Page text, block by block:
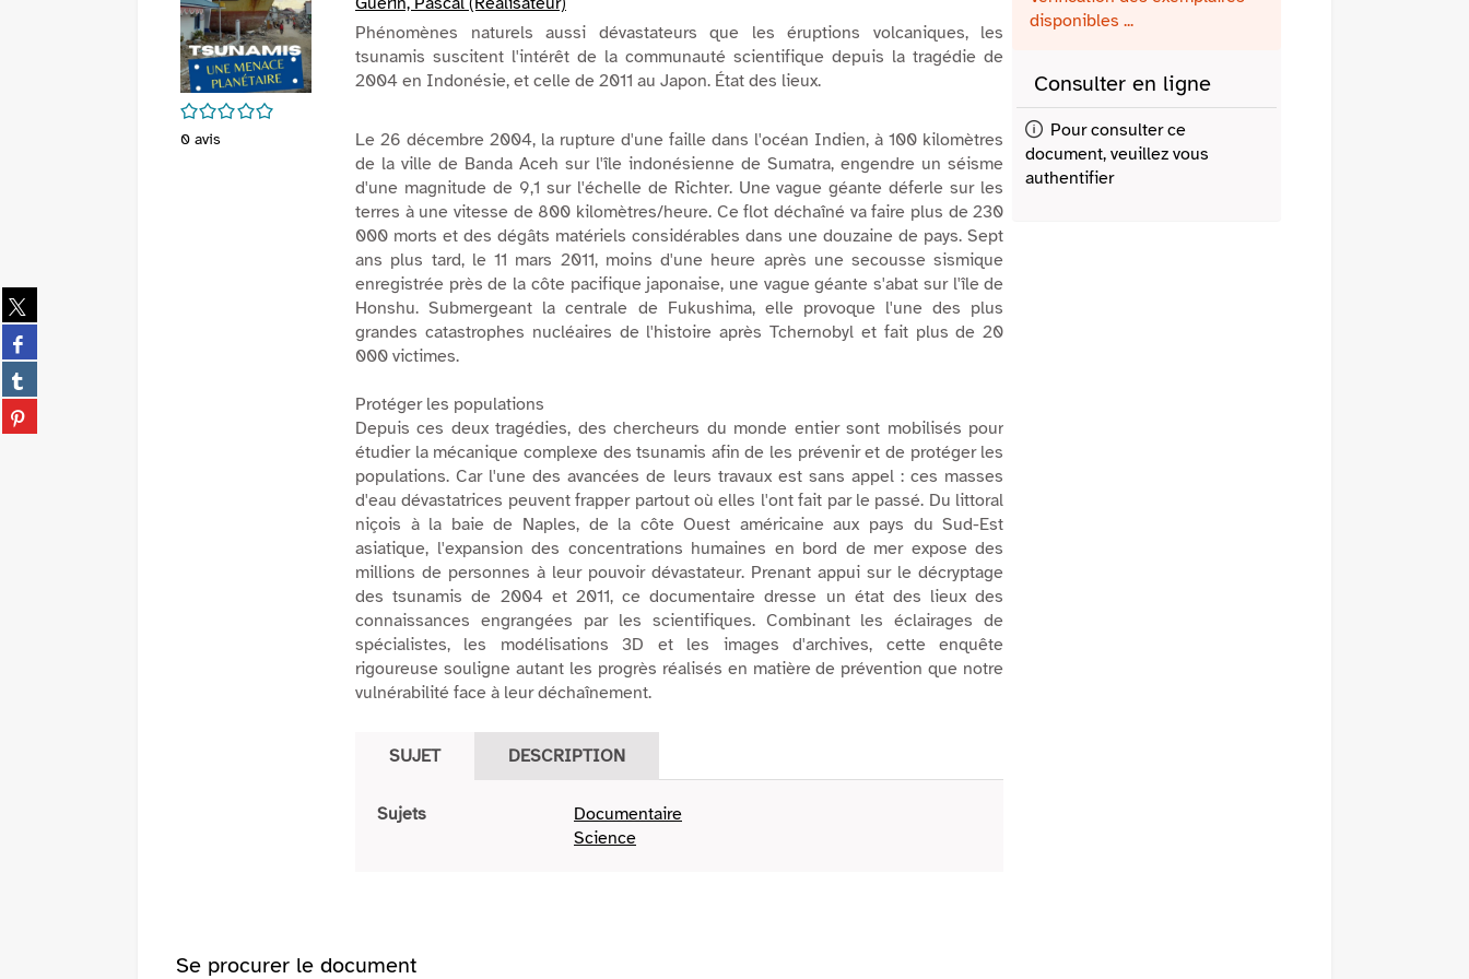
Partager
sur
twitter
(Nouvelle
fenêtre)
Partager
sur
facebook
(Nouvelle
fenêtre)
Partager
sur
tumblr
Partager
sur
/5
0 avis
Phénomènes naturels aussi dévastateurs que les éruptions volcaniques, les
tsunamis suscitent l'intérêt de la communauté scientifique depuis la tragédie de
2004 en Indonésie, et celle de 2011 au Japon. État des lieux.
Le 26 décembre 2004, la rupture d'une faille dans l'océan Indien, à 100 kilomètres
de la ville de Banda Aceh sur l'île indonésienne de Sumatra, engendre un séisme
d'une magnitude de 9,1 sur l'échelle de Richter. Une vague géante déferle sur les
terres à une vitesse de 800 kilomètres/heure. Ce flot déchaîné va faire plus de 230
000 morts et des dégâts matériels considérables dans une douzaine de pays. Sept
ans plus tard, le 11 mars 2011, moins d'une heure après une secousse sismique
enregistrée près de la côte pacifique japonaise, une vague géante s'abat sur l'île de
Honshu. Submergeant la centrale de Fukushima, elle provoque l'une des plus
grandes catastrophes nucléaires de l'histoire après Tchernobyl et fait plus de 20
000 victimes.
Protéger les populations
Depuis ces deux tragédies, des chercheurs du monde entier sont mobilisés pour
étudier la mécanique complexe des tsunamis afin de les prévenir et de protéger les
populations. Car l'une des avancées de leurs travaux est sans appel : ces masses
d'eau dévastatrices peuvent frapper partout où elles l'ont fait par le passé. Du littoral
niçois à la baie de Naples, de la côte Ouest américaine aux pays du Sud-Est
asiatique, l'expansion des concentrations humaines en bord de mer expose des
millions de personnes à leur pouvoir dévastateur. Prenant appui sur le décryptage
des tsunamis de 2004 et 2011, ce documentaire dresse un état des lieux des
connaissances engrangées par les scientifiques. Combinant les éclairages de
spécialistes, les modélisations 3D et les images d'archives, cette enquête
rigoureuse souligne autant les progrès réalisés en matière de prévention que notre
vulnérabilité face à leur déchaînement.
SUJET DESCRIPTION
Sujets
Documentaire
Science
disponibles ...
Consulter en ligne
Pour consulter ce
document, veuillez vous
authentifier
Se procurer le document